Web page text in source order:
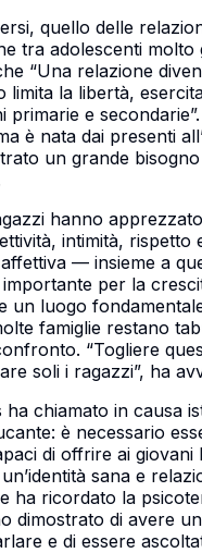
quello delle
tra adolescenti molto
“Una relazione
limita la libertà,
primarie e
è nata dai presenti
un grande
hanno
intimità, rispetto
affettiva — insieme a
per la
un luogo
famiglie restano
“Togliere
soli i ragazzi”, ha
ha chiamato in causa
è necessario
di offrire ai giovani
sana e
ha ricordato la
dimostrato di avere
e di essere